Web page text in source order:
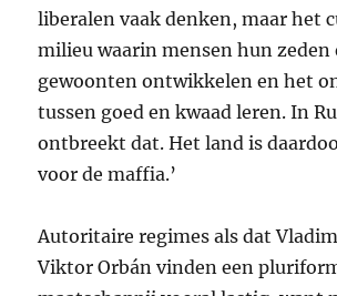
liberalen vaak denken, maar het
milieu waarin mensen hun zeden
gewoonten ontwikkelen en het
tussen goed en kwaad leren. In
ontbreekt dat. Het land is
voor de maffia.’
Autoritaire regimes als dat
Viktor Orbán vinden een